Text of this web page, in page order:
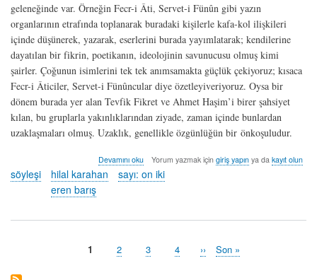
geleneğinde var. Örneğin Fecr-i Âti, Servet-i Fünûn gibi yazın
organlarının etrafında toplanarak buradaki kişilerle kafa-kol ilişkileri
içinde düşünerek, yazarak, eserlerini burada yayımlatarak; kendilerine
dayatılan bir fikrin, poetikanın, ideolojinin savunucusu olmuş kimi
şairler. Çoğunun isimlerini tek tek anımsamakta güçlük çekiyoruz; kısaca
Fecr-i Âticiler, Servet-i Fünûncular diye özetleyiveriyoruz. Oysa bir
dönem burada yer alan Tevfik Fikret ve Ahmet Haşim’i birer şahsiyet
kılan, bu gruplarla yakınlıklarından ziyade, zaman içinde bunlardan
uzaklaşmaları olmuş. Uzaklık, genellikle özgünlüğün bir önkoşuludur.
söyleşi:
hilal
karahan
barış
Devamını oku Yorum yazmak için giriş yapınya da kayıt olun
söyleşi
hilal karahan
eren barış
sayı: on iki
Şu
1 Sayfa
2 Sayfa
3 Sayfa
4
Sonraki
››
Last
Son »